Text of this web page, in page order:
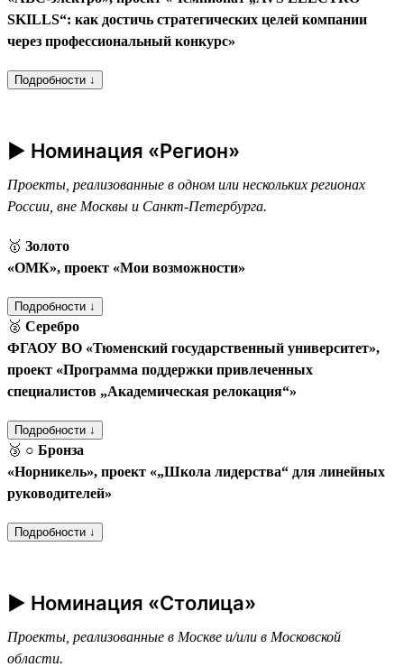
SKILLS“: как достичь стратегических целей компании
через профессиональный конкурс»
Подробности ↓
► Номинация «Регион»
Проекты, реализованные в одном или нескольких регионах
России, вне Москвы и Санкт-Петербурга.
🥇 Золото
«ОМК», проект «Мои возможности»
Подробности ↓
🥈 Серебро
ФГАОУ ВО «Тюменский государственный университет»,
проект «Программа поддержки привлеченных
специалистов „Академическая релокация“»
Подробности ↓
🥉 ○ Бронза
«Норникель», проект «„Школа лидерства“ для линейных
руководителей»
Подробности ↓
► Номинация «Столица»
Проекты, реализованные в Москве и/или в Московской
области.